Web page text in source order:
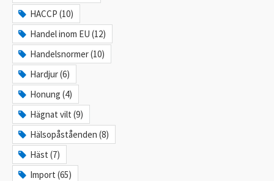
HACCP (10)
Handel inom EU (12)
Handelsnormer (10)
Hardjur (6)
Honung (4)
Hägnat vilt (9)
Hälsopåståenden (8)
Häst (7)
Import (65)